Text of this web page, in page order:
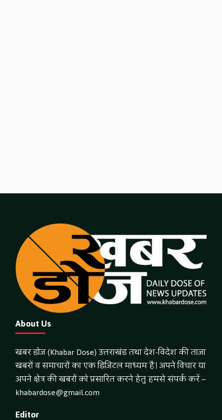
About Us
खबर डोज (Khabar Dose) उत्तराखंड तथा देश-विदेश की ताजा
खबरों व समाचारों का एक डिजिटल माध्यम है। अपने विचार या
अपने क्षेत्र की खबरों को प्रसारित करने हेतु हमसे संपर्क करें –
khabardose@gmail.com
Editor